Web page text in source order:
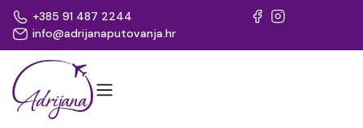
+385 91 487 2244
info@adrijanaputovanja.hr